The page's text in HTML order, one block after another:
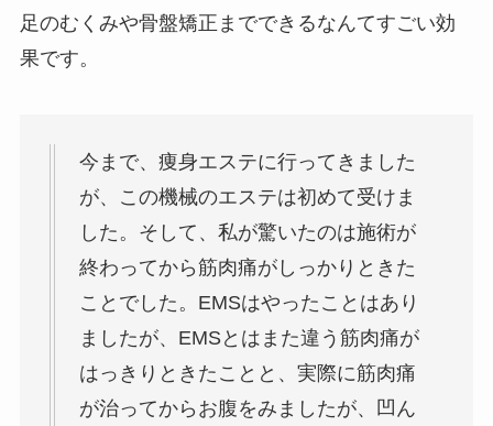
足のむくみや骨盤矯正までできるなんてすごい効
果です。
今まで、痩身エステに行ってきました
が、この機械のエステは初めて受けま
した。そして、私が驚いたのは施術が
終わってから筋肉痛がしっかりときた
ことでした。EMSはやったことはあり
ましたが、EMSとはまた違う筋肉痛が
はっきりときたことと、実際に筋肉痛
が治ってからお腹をみましたが、凹ん